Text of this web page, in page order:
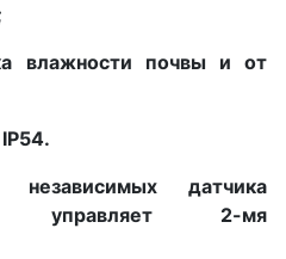
влажности почвы и от
датчика
управляет 2-мя